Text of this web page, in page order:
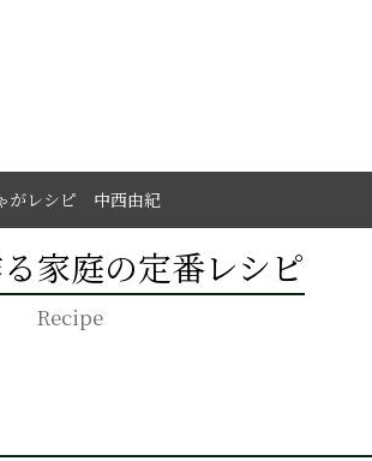
がレシピ 中西由紀
家庭の定番レシピ
Recipe